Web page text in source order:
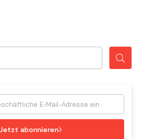
abonnieren